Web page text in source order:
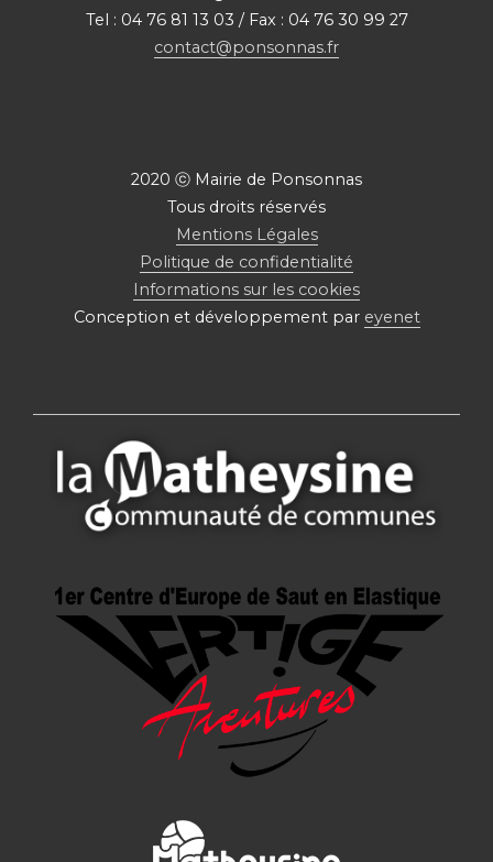
Tel : 04 76 81 13 03 / Fax : 04 76 30 99 27
contact@ponsonnas.fr
2020 ⓒ Mairie de Ponsonnas
Tous droits réservés
Mentions Légales
Politique de confidentialité
Informations sur les cookies
Conception et développement par eyenet